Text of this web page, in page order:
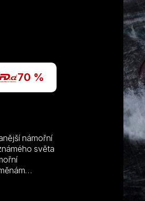
70 %
námořní
světa